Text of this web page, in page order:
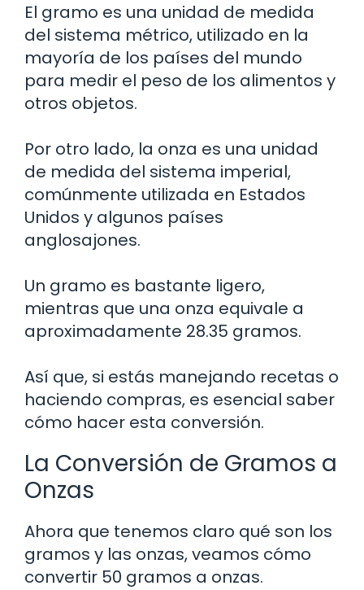
El gramo es una unidad de medida
del sistema métrico, utilizado en la
mayoría de los países del mundo
para medir el peso de los alimentos y
otros objetos.
Por otro lado, la onza es una unidad
de medida del sistema imperial,
comúnmente utilizada en Estados
Unidos y algunos países
anglosajones.
Un gramo es bastante ligero,
mientras que una onza equivale a
aproximadamente 28.35 gramos.
Así que, si estás manejando recetas o
haciendo compras, es esencial saber
cómo hacer esta conversión.
La Conversión de Gramos a
Onzas
Ahora que tenemos claro qué son los
gramos y las onzas, veamos cómo
convertir 50 gramos a onzas.